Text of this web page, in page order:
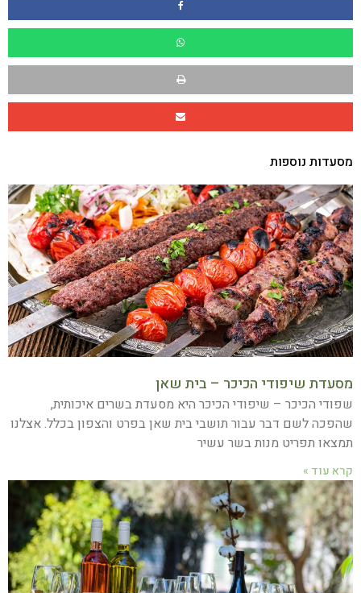
מסעדות נוספות
מסעדת שיפודי הכיכר – בית שאן
שפודי הכיכר – שיפודי הכיכר היא מסעדת בשרים איכותית,
שהפכה לשם דבר עבור תושבי בית שאן בפרט והצפון בכלל. אצלנו
תמצאו תפריט מנות בשר עשיר
קרא עוד »